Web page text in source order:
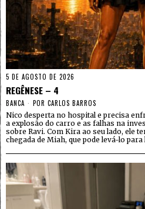
5 DE AGOSTO DE 2026
REGÊNESE – 4
BANCA POR CARLOS BARROS
Nico desperta no hospital e precisa
a explosão do carro e as falhas na
sobre Ravi. Com Kira ao seu lado, ele
chegada de Miah, que pode levá-lo